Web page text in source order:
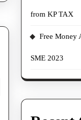
from KP TAX
Free Money
SME 2023